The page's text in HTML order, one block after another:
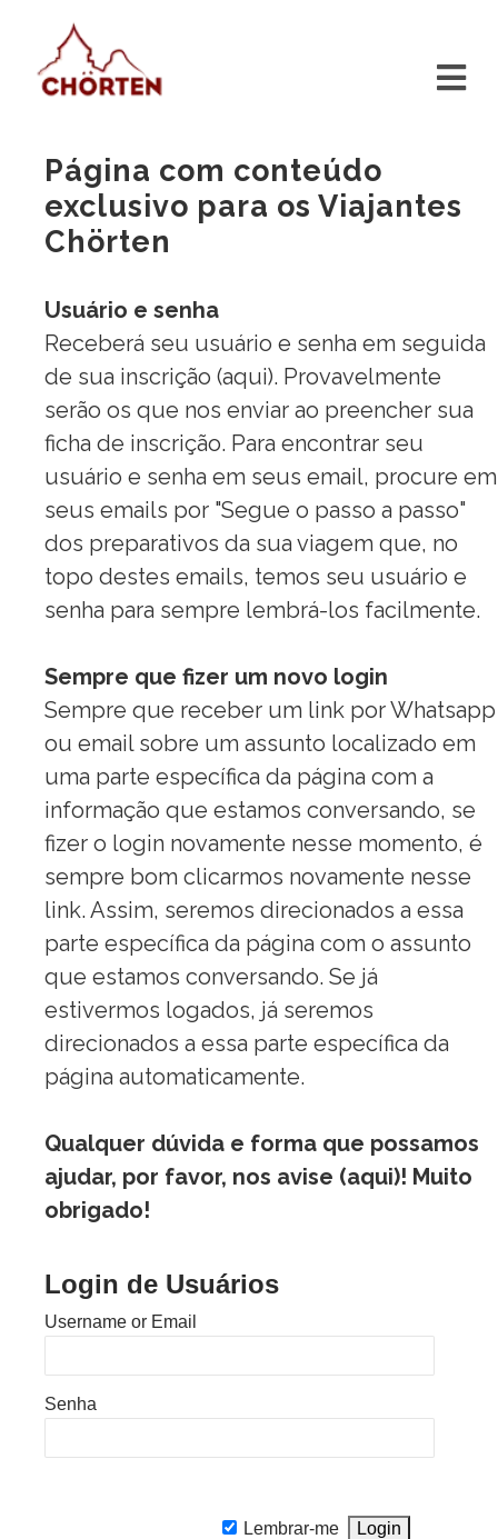
Página com conteúdo
exclusivo para os Viajantes
Chörten
Usuário e senha
Receberá seu usuário e senha em seguida
de sua inscrição (aqui). Provavelmente
serão os que nos enviar ao preencher sua
ficha de inscrição. Para encontrar seu
usuário e senha em seus email, procure em
seus emails por "Segue o passo a passo"
dos preparativos da sua viagem que, no
topo destes emails, temos seu usuário e
senha para sempre lembrá-los facilmente.
Sempre que fizer um novo login
Sempre que receber um link por Whatsapp
ou email sobre um assunto localizado em
uma parte específica da página com a
informação que estamos conversando, se
fizer o login novamente nesse momento, é
sempre bom clicarmos novamente nesse
link. Assim, seremos direcionados a essa
parte específica da página com o assunto
que estamos conversando. Se já
estivermos logados, já seremos
direcionados a essa parte específica da
página automaticamente.
Qualquer dúvida e forma que possamos
ajudar, por favor, nos avise (aqui)! Muito
obrigado!
Login de Usuários
Username or Email
Senha
Lembrar-me